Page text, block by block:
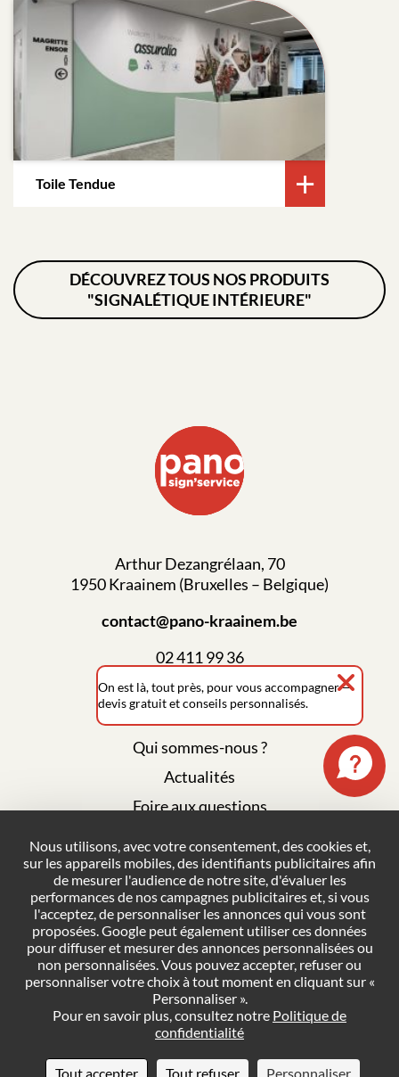
Toile Tendue
DÉCOUVREZ TOUS NOS PRODUITS
"SIGNALÉTIQUE INTÉRIEURE"
Arthur Dezangrélaan, 70
1950 Kraainem (Bruxelles – Belgique)
contact@pano-kraainem.be
02 411 99 36
Qui sommes-nous ?
Actualités
Foire aux questions
Plan du site
Politique de confidentialité
Conditions générales de vente
Gestion des cookies
NOUS CONTACTER
DEMANDER UN DEVIS
On est là, tout près, pour vous accompagner —
devis gratuit et conseils personnalisés.
Nous utilisons, avec votre consentement, des cookies et,
sur les appareils mobiles, des identifiants publicitaires afin
de mesurer l'audience de notre site, d'évaluer les
performances de nos campagnes publicitaires et, si vous
l'acceptez, de personnaliser les annonces qui vous sont
proposées. Google peut également utiliser ces données
pour diffuser et mesurer des annonces personnalisées ou
non personnalisées. Vous pouvez accepter, refuser ou
personnaliser votre choix à tout moment en cliquant sur «
Personnaliser ».
Pour en savoir plus, consultez notre Politique de
confidentialité
Tout accepter Tout refuser Personnaliser